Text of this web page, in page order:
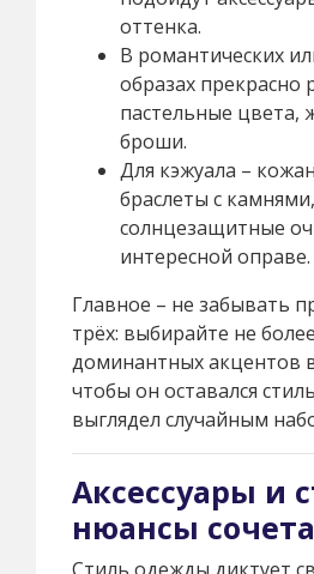
оттенка.
В романтических
образах прекрасно
пастельные цвета,
броши.
Для кэжуала –
браслеты с камнями,
солнцезащитные
интересной оправе.
Главное – не забывать
трёх: выбирайте не
доминантных акцентов
чтобы он оставался
выглядел случайным
Аксессуары и
нюансы
Стиль одежды диктует